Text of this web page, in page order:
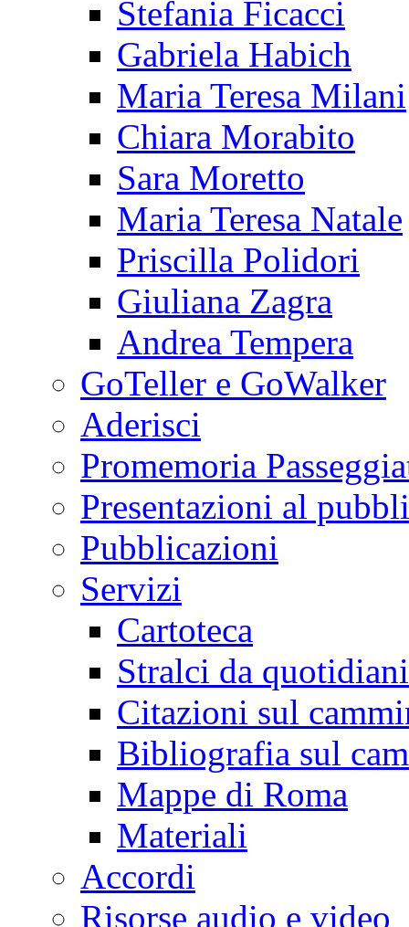
Stefania Ficacci
Gabriela Habich
Maria Teresa Milani
Chiara Morabito
Sara Moretto
Maria Teresa Natale
Priscilla Polidori
Giuliana Zagra
Andrea Tempera
GoTeller e GoWalker
Aderisci
Promemoria
Presentazioni al
Pubblicazioni
Servizi
Cartoteca
Stralci da
Citazioni sul
Bibliografia sul
Mappe di Roma
Materiali
Accordi
Risorse audio e video